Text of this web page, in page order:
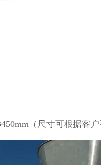
（尺寸可根据客户